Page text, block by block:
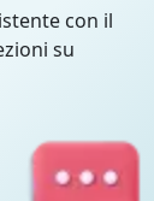
con il
su